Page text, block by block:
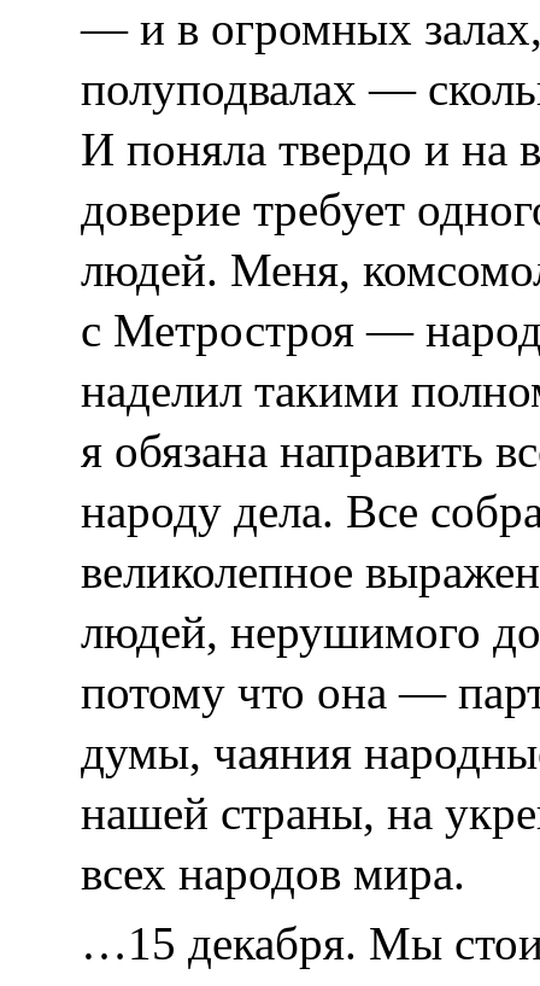
— и в огромных
полуподвалах —
И поняла твердо и
доверие требует
людей. Меня,
с Метростроя —
наделил такими
я обязана направить
народу дела. Все
великолепное
людей, нерушимого
потому что она —
думы, чаяния
нашей страны, на
всех народов мира.
…15 декабря. Мы